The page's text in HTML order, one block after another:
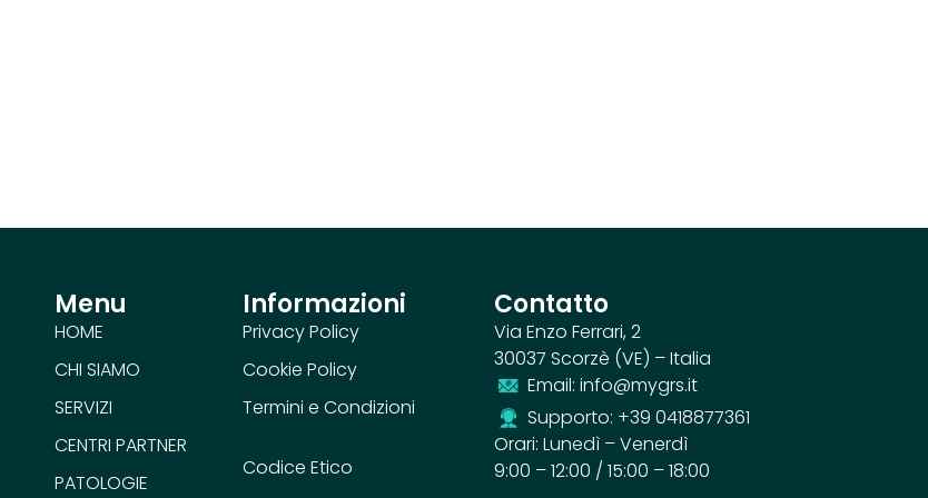
Menu
HOME
CHI SIAMO
SERVIZI
CENTRI PARTNER
PATOLOGIE
Informazioni
Privacy Policy
Cookie Policy
Termini e Condizioni
Codice Etico
Contatto
Via Enzo Ferrari, 2
30037 Scorzè (VE) – Italia
Email: info@mygrs.it
Supporto: +39 0418877361
Orari: Lunedì – Venerdì
9:00 – 12:00 / 15:00 – 18:00